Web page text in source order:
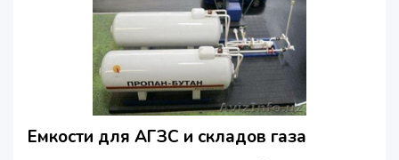
Емкости для АГЗС и складов газа